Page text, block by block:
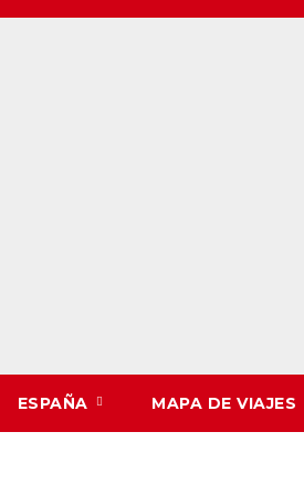
ESPAÑA MAPA DE VIAJES